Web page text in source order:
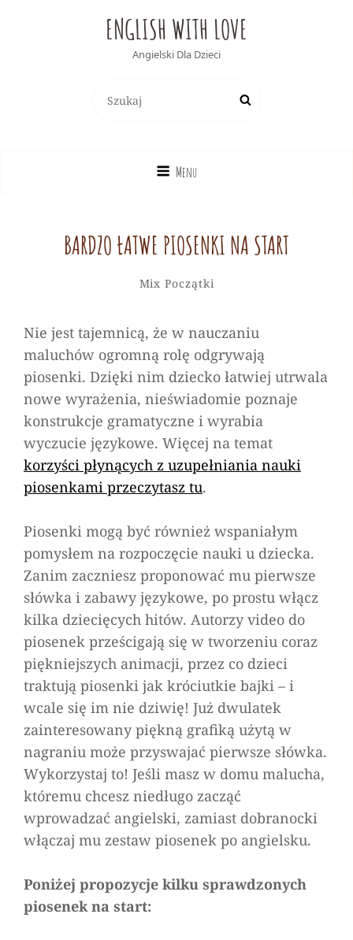
ENGLISH WITH LOVE
Angielski Dla Dzieci
for:
Search
Menu
BARDZO ŁATWE PIOSENKI NA START
Categories
Mix PoczątkiBy
Alicja
comment
on
Bardzo
łatwe
piosenki
na
start
Nie jest tajemnicą, że w nauczaniu
maluchów ogromną rolę odgrywają
piosenki. Dzięki nim dziecko łatwiej utrwala
nowe wyrażenia, nieświadomie poznaje
konstrukcje gramatyczne i wyrabia
wyczucie językowe. Więcej na temat
korzyści płynących z uzupełniania nauki
piosenkami przeczytasz tu.
Piosenki mogą być również wspaniałym
pomysłem na rozpoczęcie nauki u dziecka.
Zanim zaczniesz proponować mu pierwsze
słówka i zabawy językowe, po prostu włącz
kilka dziecięcych hitów. Autorzy video do
piosenek prześcigają się w tworzeniu coraz
piękniejszych animacji, przez co dzieci
traktują piosenki jak króciutkie bajki – i
wcale się im nie dziwię! Już dwulatek
zainteresowany piękną grafiką użytą w
nagraniu może przyswajać pierwsze słówka.
Wykorzystaj to! Jeśli masz w domu malucha,
któremu chcesz niedługo zacząć
wprowadzać angielski, zamiast dobranocki
włączaj mu zestaw piosenek po angielsku.
Poniżej propozycje kilku sprawdzonych
piosenek na start: